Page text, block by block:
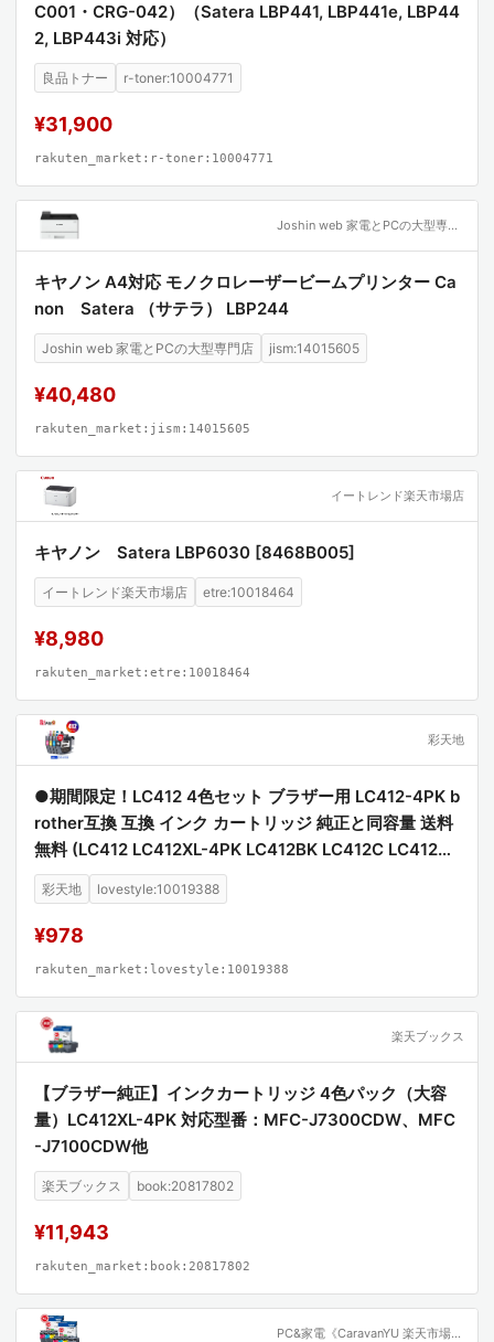
C001・CRG-042）（Satera LBP441, LBP441e, LBP44
2, LBP443i 対応）
良品トナー r-toner:10004771
¥31,900
rakuten_market:r-toner:10004771
Joshin web 家電とPCの大型専門店
キヤノン A4対応 モノクロレーザービームプリンター Ca
non Satera （サテラ） LBP244
Joshin web 家電とPCの大型専門店 jism:14015605
¥40,480
rakuten_market:jism:14015605
イートレンド楽天市場店
キヤノン Satera LBP6030 [8468B005]
イートレンド楽天市場店 etre:10018464
¥8,980
rakuten_market:etre:10018464
彩天地
●期間限定！LC412 4色セット ブラザー用 LC412-4PK b
rother互換 互換 インク カートリッジ 純正と同容量 送料
無料 (LC412 LC412XL-4PK LC412BK LC412C LC412M
LC412Y LC412XLBK LC412XLC LC412XLM LC412XLY
MFC-J7100CDW MFC-J7300CDW)
彩天地 lovestyle:10019388
¥978
rakuten_market:lovestyle:10019388
楽天ブックス
【ブラザー純正】インクカートリッジ 4色パック（大容
量）LC412XL-4PK 対応型番：MFC-J7300CDW、MFC
-J7100CDW他
楽天ブックス book:20817802
¥11,943
rakuten_market:book:20817802
PC&家電《CaravanYU 楽天市場店》